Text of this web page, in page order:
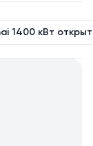
1400 кВт